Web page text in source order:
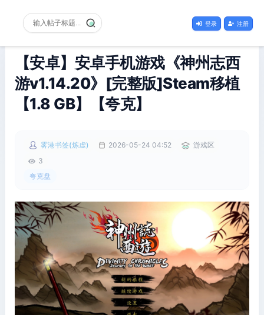
登录 注册
【安卓】安卓手机游戏《神州志西
游v1.14.20》[完整版]Steam移植
【1.8 GB】【夸克】
雾港书签(炼虚) 2026-05-24 04:52
游戏区
3
夸克盘